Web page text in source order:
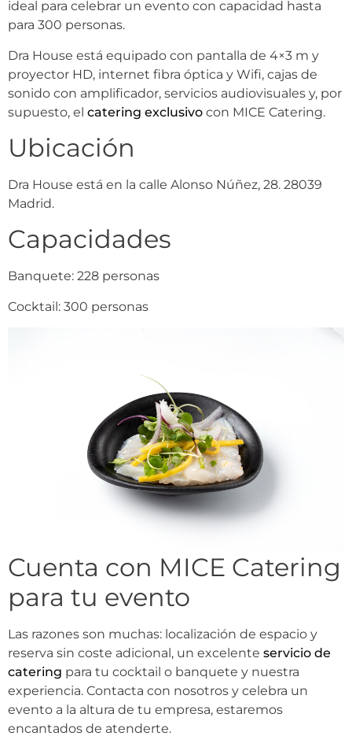
ideal para celebrar un evento con capacidad hasta
para 300 personas.
Dra House está equipado con pantalla de 4×3 m y
proyector HD, internet fibra óptica y Wifi, cajas de
sonido con amplificador, servicios audiovisuales y, por
supuesto, el catering exclusivo con MICE Catering.
Ubicación
Dra House está en la calle Alonso Núñez, 28. 28039
Madrid.
Capacidades
Banquete: 228 personas
Cocktail: 300 personas
Cuenta con MICE Catering
para tu evento
Las razones son muchas: localización de espacio y
reserva sin coste adicional, un excelente servicio de
catering para tu cocktail o banquete y nuestra
experiencia. Contacta con nosotros y celebra un
evento a la altura de tu empresa, estaremos
encantados de atenderte.